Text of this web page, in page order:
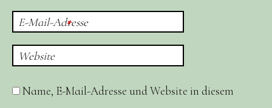
E-Mail-Adresse
*
Website
Name, E-Mail-Adresse und Website in diesem